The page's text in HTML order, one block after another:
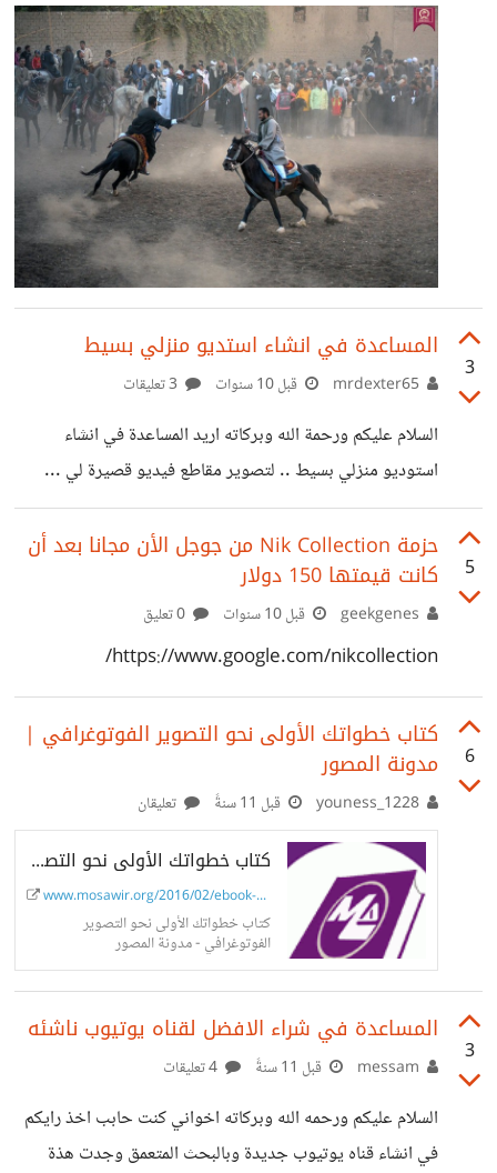
3
المساعدة في انشاء استديو منزلي بسيط
قبل 10 سنوات
السلام عليكم ورحمة الله وبركاته اريد المساعدة في انشاء
استوديو منزلي بسيط .. لتصوير مقاطع فيديو قصيرة لي ...
للانستقرام اريد المساعدة منكم في الادوات اللي احتاجها علما
باني لا اجيد اي شي في التصوير ولايوجد كاميرا ايضا :)
الميزانية ( 500 دولار تقريبا بحد أقصى )
5
حزمة Nik Collection من جوجل الأن مجانا بعد أن
كانت قيمتها 150 دولار
قبل 10 سنوات
https://www.google.com/nikcollection/
6
كتاب خطواتك الأولى نحو التصوير الفوتوغرافي |
مدونة المصور
قبل 11 سنةً تعليقان
كتاب خطواتك الأولى نحو التصوير الفوتوغرافي
www.mosawir.org/2016/02/ebook-fi...
كتاب خطواتك الأولى نحو التصوير
الفوتوغرافي - مدونة المصور
3
المساعدة في شراء الافضل لقناه يوتيوب ناشئه
قبل 11 سنةً
السلام عليكم ورحمه الله وبركاته اخواني كنت حابب اخذ رايكم
في انشاء قناه يوتيوب جديدة وبالبحث المتعمق وجدت هذة